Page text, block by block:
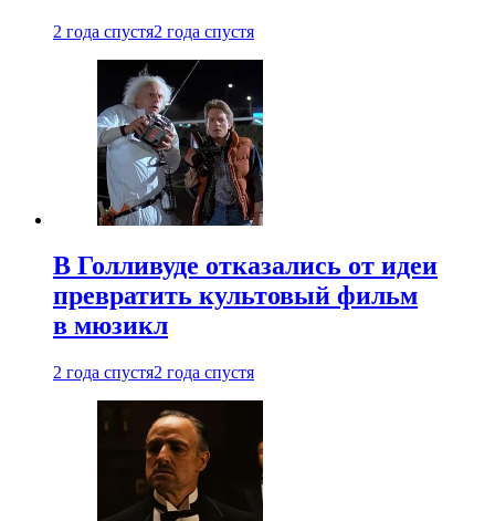
2 года спустя2 года спустя
В Голливуде отказались от идеи
превратить культовый фильм
в мюзикл
2 года спустя2 года спустя